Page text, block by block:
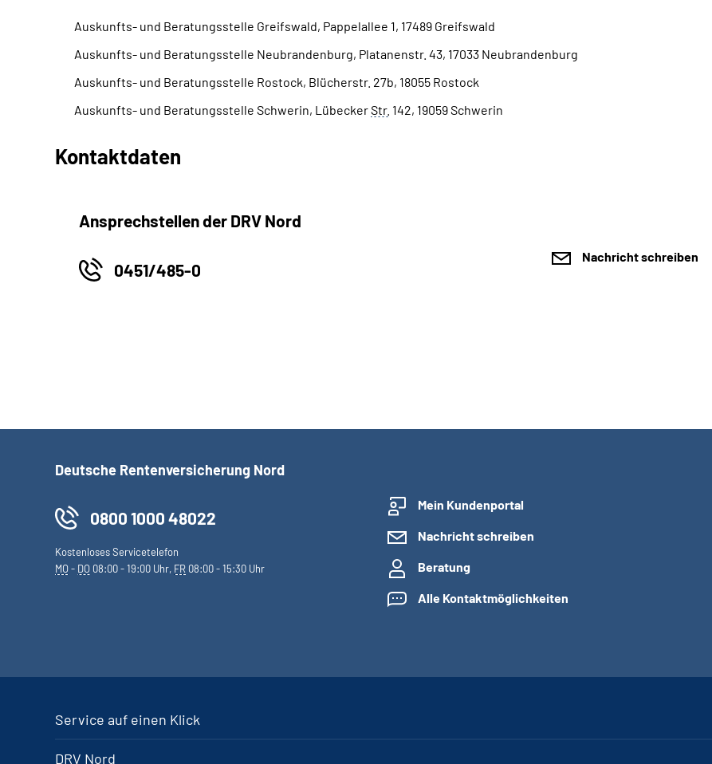
Auskunfts- und Beratungsstelle Greifswald, Pappelallee 1, 17489 Greifswald
Auskunfts- und Beratungsstelle Neubrandenburg, Platanenstr. 43, 17033 Neubrandenburg
Auskunfts- und Beratungsstelle Rostock, Blücherstr. 27b, 18055 Rostock
Auskunfts- und Beratungsstelle Schwerin, LübeckerStr. 142, 19059 Schwerin
Kontaktdaten
Ansprechstellen der DRV Nord
0451/485-0
Nachricht schreiben
Deutsche Rentenversicherung Nord
0800 1000 48022
Kostenloses Servicetelefon
MO- DO 08:00 - 19:00 Uhr, FR 08:00 - 15:30 Uhr
Mein Kundenportal
Nachricht schreiben
Beratung
Alle Kontaktmöglichkeiten
Service auf einen Klick
DRV Nord